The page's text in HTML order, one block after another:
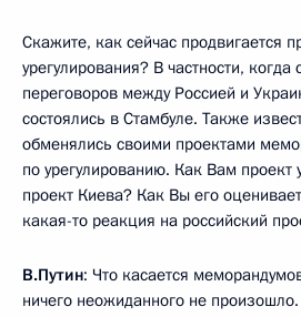
Скажите, как сейчас продвигается
урегулирования? В частности, когда
переговоров между Россией и
состоялись в Стамбуле. Также
обменялись своими проектами
по урегулированию. Как Вам проект
проект Киева? Как Вы его
какая-то реакция на российский
В.Путин: Что касается
ничего неожиданного не